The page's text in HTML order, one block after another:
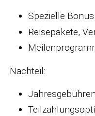
Spezielle
Reisepakete,
Nachteil: